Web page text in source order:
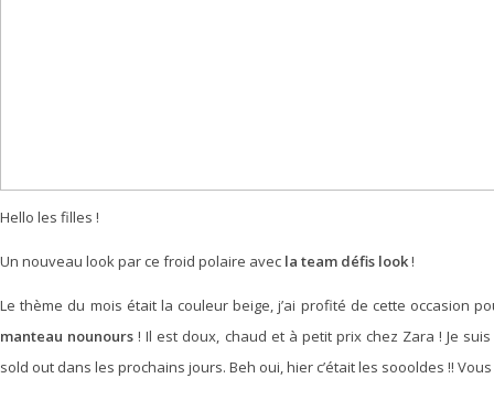
Hello les filles !
Un nouveau look par ce froid polaire avec la team défis look!
Le thème du mois était la couleur beige, j’ai profité de cette occasion
manteau nounours ! Il est doux, chaud et à petit prix chez Zara ! Je suis
sold out dans les prochains jours. Beh oui, hier c’était les soooldes !!